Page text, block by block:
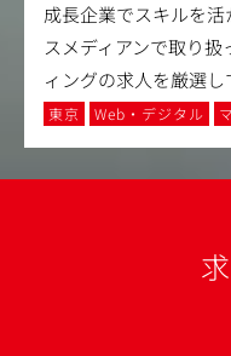
成長企業でスキルを
スメディアンで取り
ィングの求人を厳選し
東京 Web・デジタル